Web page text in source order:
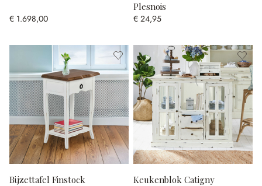
€ 1.698,00
Plesnois
€ 24,95
Bijzettafel Finstock Keukenblok Catigny